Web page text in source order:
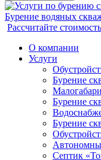
Рассчитайте
О компании
Услуги
Бурение
Бурение
Бурение
Септик